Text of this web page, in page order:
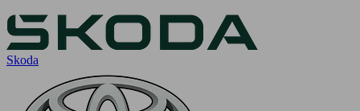
Skoda